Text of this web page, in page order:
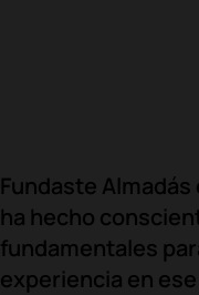
Fundaste
ha hecho
fundamentales
experiencia en